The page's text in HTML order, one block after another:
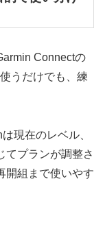
Connectの
うだけでも、練
現在のレベル、
てプランが調整さ
開組まで使いやす